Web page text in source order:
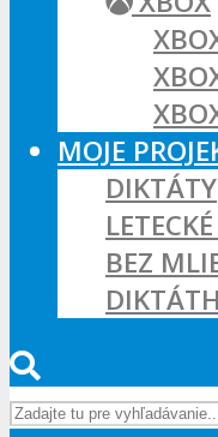
MOJE
DIKTÁTY
BEZ